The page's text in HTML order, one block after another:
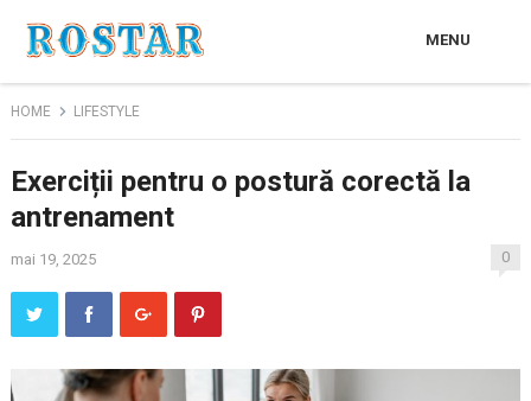
MENU
HOME LIFESTYLE
Exerciții pentru o postură corectă la
antrenament
mai 19, 2025 0